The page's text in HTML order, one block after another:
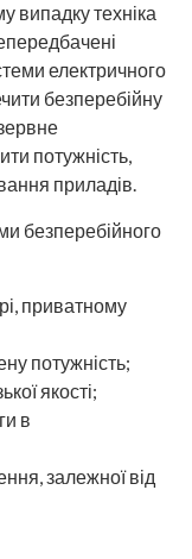
випадку техніка
електричного
безперебійну
потужність,
приладів.
безперебійного
приватному
потужність;
якості;
в
залежної від